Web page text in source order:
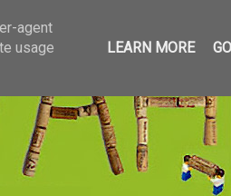
agent
usage
LEARN MORE